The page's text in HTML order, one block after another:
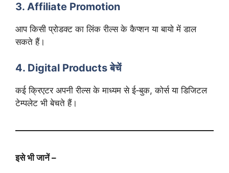
3. Affiliate Promotion
आप किसी प्रोडक्ट का लिंक रील्स के कैप्शन या बायो में डाल
सकते हैं।
4. Digital Products बेचें
कई क्रिएटर अपनी रील्स के माध्यम से ई‑बुक, कोर्स या डिजिटल
टेम्पलेट भी बेचते हैं।
इसे भी जानें –